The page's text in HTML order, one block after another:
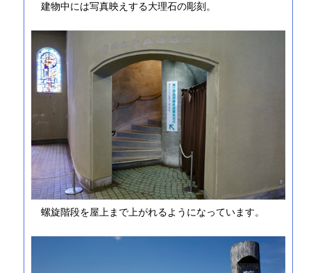
建物中には写真映えする大理石の彫刻。
螺旋階段を屋上まで上がれるようになっています。